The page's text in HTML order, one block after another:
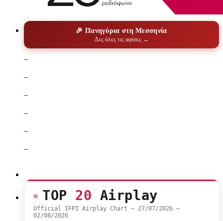
🎉 Πανηγύρια στη Μεσσηνία
Δες όλες τις αφίσες →
–
–
–
–
–
–
TOP 20 Airplay
Official IFPI Airplay Chart — 27/07/2026 –
02/08/2026